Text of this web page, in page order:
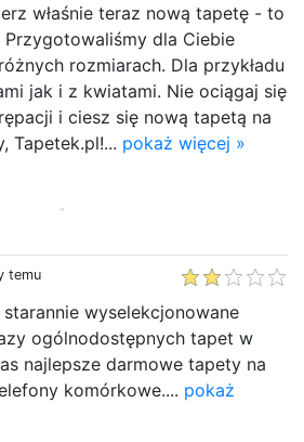
właśnie teraz nową tapetę - to
dla Ciebie
rozmiarach. Dla przykładu
jak i z kwiatami. Nie ociągaj się
i ciesz się nową tapetą na
Tapetek.pl!... pokaż więcej »
temu
wyselekcjonowane
ogólnodostępnych tapet w
najlepsze darmowe tapety na
komórkowe.... pokaż